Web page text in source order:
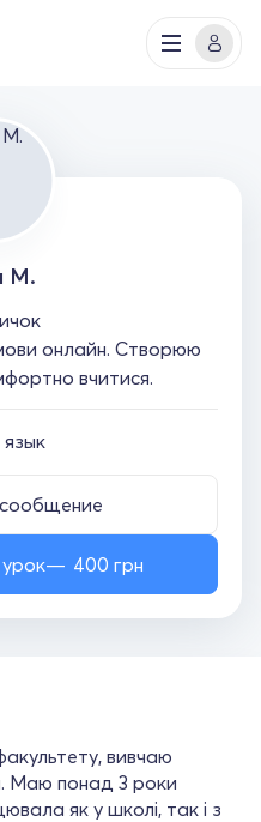
М.
онлайн. Створюю
вчитися.
400 грн
вивчаю
Маю понад 3 роки
як у школі, так і з